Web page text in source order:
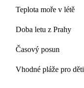
Teplota moře v létě
Doba letu z Prahy
Časový posun
Vhodné pláže pro děti